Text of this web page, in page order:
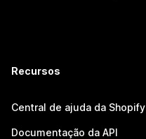
Recursos
Central de ajuda da Shopify
Documentação da API